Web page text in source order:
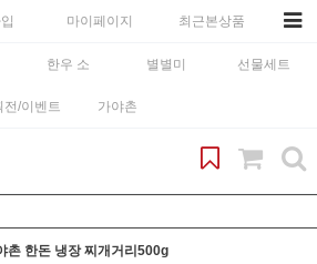
마이페이지 최근본상품
한우 소 별별미 선물세트
전/이벤트 가야촌
촌 한돈 냉장 찌개거리500g